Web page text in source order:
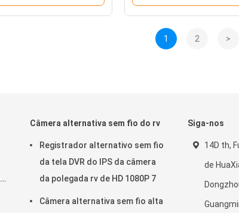
1 2 >
Câmera alternativa sem fio do rv
Registrador alternativo sem fio
da tela DVR do IPS da câmera
da polegada rv de HD 1080P 7
Câmera alternativa sem fio alta
Siga-nos
14D th,
de